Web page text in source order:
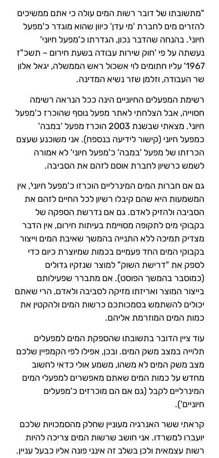
"מתשובתו של דובר רשות המים עולה כי אתם ממשיכים
להזרים מים לחברת 'מי עדן' כיוון שהוא מוגדר כ'מפעל
חיוני'. בהנחה שהדבר נכון, הגדרתו כ'מפעל חיוני'
נעשתה על פי 'חוק שירות עבודה בשעת חירום – תשכ"ז
1967' עליו חתומים לוי אשכול ראש הממשלה, יגאל אלון
שר העבודה, וזלמן שזר נשיא המדינה.
רשימת המפעלים החיוניים הינה ככל הנראה רשימה
חסוייה, אבל הצלחתי לאתר מפעל נוסף שהוכרז כ'מפעל
חיוני'. מצאתי שבשנת 2003 הוכרז מפעל 'במבה'
כמפעל חיוני (קישור לידיעה בנספח). אני משוכנע שעצם
הכרזתו של מפעל 'במבה' כ'מפעל חיוני' לא אמורה
לשמש כרשיון לחברת אוסם לזהם את הסביבה.
גם אם חברות המים המינרליים הוכרזו כ'מפעל חיוני', אין
המשמעות היא שהם קיבלו רשיון לכל החיים לזהם את
הסביבה ולהזיק לאדם. גם אם נדרשת הספקה של
בקבוקי מים לתקופה מסויימת בעיתות חירום, אין הדבר
מצדיק תמיכה ללא התנייה בהמשך שאיבת המים וייצור
בקבוקי המים החד פעמיים בכמות שמיוצרת כיום כדי
לספק את "דרישת השוק" למוצר שנזקיו גדולים
(כמוסבר בהמשך הפוסט). אם מתברר שפעילותם
בייצור המוצר ואריזתו מזיקה לסביבה ולאדם, הרי שאתם
יכולים להשתמש בסמכותכם כרשות המים ולהקטין את
כמות המים המוזרמת אליהם.
עוד ציין הדובר בתשובתו שהספקת המים למפעלים
תלוייה במצב משק המים. ובכן, אפילו לפי הקמפיין שלכם
מצב משק המים לא משהו, משמע אולי כדאי לחשוב
מחדש על כמות המים שאתם מאפשרים למפעלי המים
המינרליים לקבל (גם אם הם מוכרזים כ'מפעלים
חיוניים').
קראתי ששר האנרגיה מעוניין שחלק מהסמכויות שלכם
יועברו למשרדו. אני חושב שרשות המים צריכה להיות
רשות עצמאית ולכן בשלב זה אינני פונה אליו כבעל עניין.